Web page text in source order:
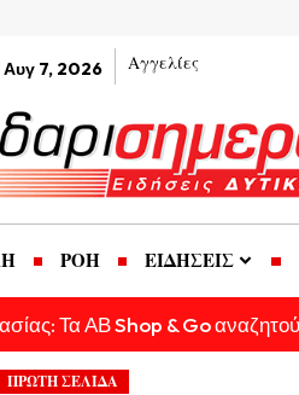
7, 2026 Αγγελίες
ΡΟΗ ΕΙΔΗΣΕΙΣ
Τα ΑΒ Shop & Go
ΠΡΩΤΗ ΣΕΛΙΔΑ